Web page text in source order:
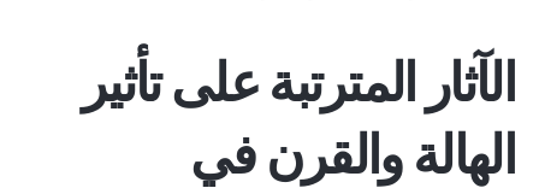
الآثار المترتبة على تأثير
الهالة والقرن في